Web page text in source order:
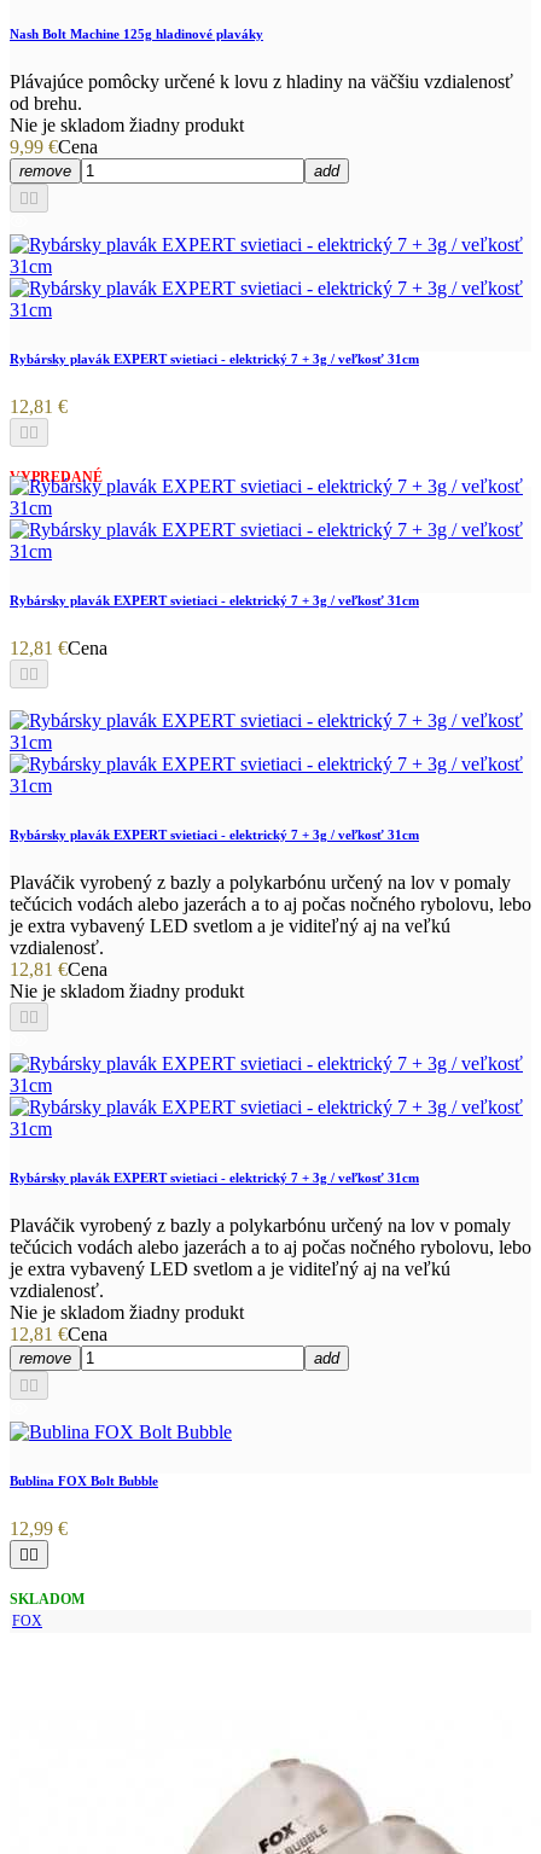
Nash Bolt Machine 125g hladinové plaváky
Plávajúce pomôcky určené k lovu z hladiny na väčšiu vzdialenosť
od brehu.
Nie je skladom žiadny produkt
9,99 €Cena
remove
add
 
Rybársky plavák EXPERT svietiaci - elektrický 7 + 3g / veľkosť 31cm
12,81 €
 
VYPREDANÉ
Rybársky plavák EXPERT svietiaci - elektrický 7 + 3g / veľkosť 31cm
12,81 €Cena
 
Rybársky plavák EXPERT svietiaci - elektrický 7 + 3g / veľkosť 31cm
Plaváčik vyrobený z bazly a polykarbónu určený na lov v pomaly
tečúcich vodách alebo jazerách a to aj počas nočného rybolovu, lebo
je extra vybavený LED svetlom a je viditeľný aj na veľkú
vzdialenosť.
12,81 €Cena
Nie je skladom žiadny produkt
 
Rybársky plavák EXPERT svietiaci - elektrický 7 + 3g / veľkosť 31cm
Plaváčik vyrobený z bazly a polykarbónu určený na lov v pomaly
tečúcich vodách alebo jazerách a to aj počas nočného rybolovu, lebo
je extra vybavený LED svetlom a je viditeľný aj na veľkú
vzdialenosť.
Nie je skladom žiadny produkt
12,81 €Cena
remove
add
 
Bublina FOX Bolt Bubble
12,99 €

SKLADOM
FOX